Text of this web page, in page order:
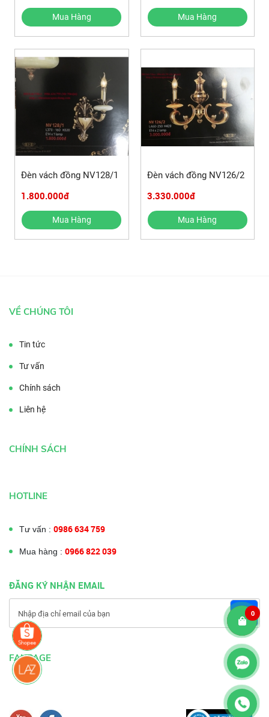
Mua Hàng Mua Hàng
Đèn vách đồng NV128/1
1.800.000đ
Mua Hàng
Đèn vách đồng NV126/2
3.330.000đ
Mua Hàng
VỀ CHÚNG TÔI
Tin tức
Tư vấn
Chính sách
Liên hệ
CHÍNH SÁCH
HOTLINE
Tư vấn : 0986 634 759
Mua hàng : 0966 822 039
ĐĂNG KÝ NHẬN EMAIL
FANPAGE
0